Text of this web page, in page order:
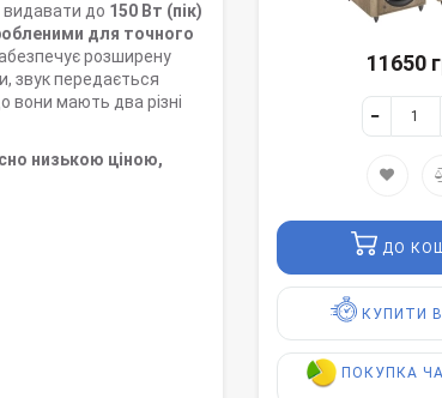
видавати до 150 Вт (пік)
для точного
розширену
звук передається
вони мають два різні
низькою ціною,
11650
ДО
КУПИТИ
ПОКУПКА